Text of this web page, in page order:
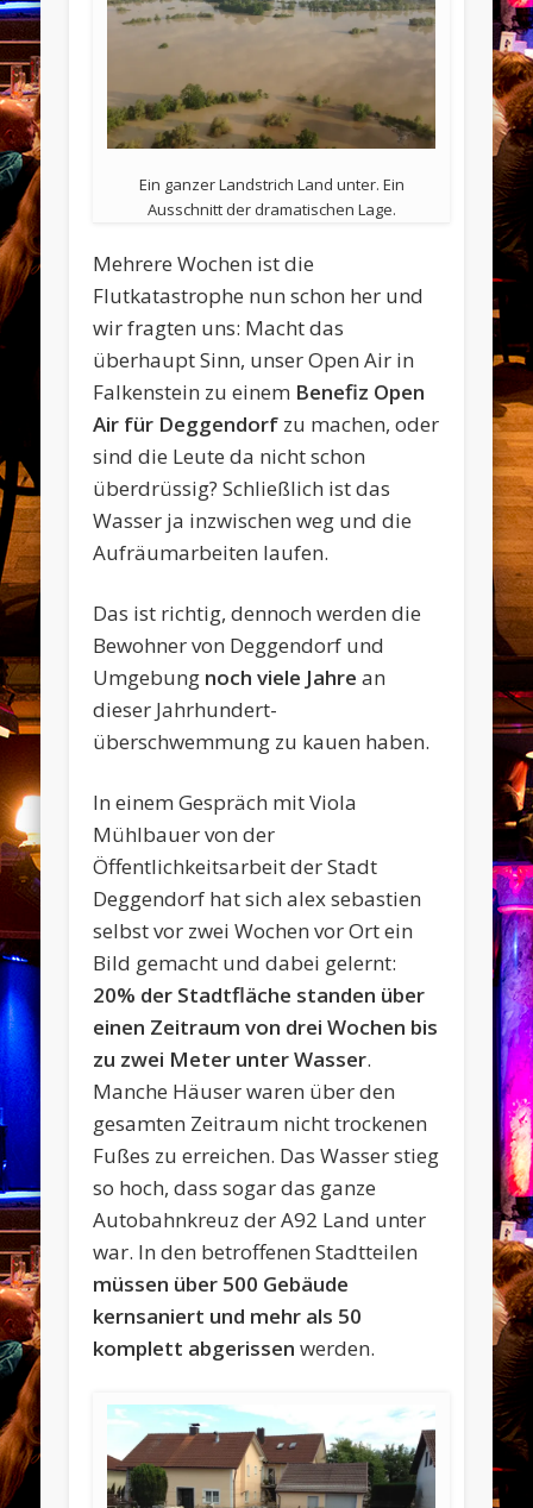
Ein ganzer Landstrich Land unter. Ein
Ausschnitt der dramatischen Lage.
Mehrere Wochen ist die
Flutkatastrophe nun schon her und
wir fragten uns: Macht das
überhaupt Sinn, unser Open Air in
Falkenstein zu einem Benefiz Open
Air für Deggendorf zu machen, oder
sind die Leute da nicht schon
überdrüssig? Schließlich ist das
Wasser ja inzwischen weg und die
Aufräumarbeiten laufen.
Das ist richtig, dennoch werden die
Bewohner von Deggendorf und
Umgebung noch viele Jahre an
dieser Jahrhundert-
überschwemmung zu kauen haben.
In einem Gespräch mit Viola
Mühlbauer von der
Öffentlichkeitsarbeit der Stadt
Deggendorf hat sich alex sebastien
selbst vor zwei Wochen vor Ort ein
Bild gemacht und dabei gelernt:
20% der Stadtfläche standen über
einen Zeitraum von drei Wochen bis
zu zwei Meter unter Wasser.
Manche Häuser waren über den
gesamten Zeitraum nicht trockenen
Fußes zu erreichen. Das Wasser stieg
so hoch, dass sogar das ganze
Autobahnkreuz der A92 Land unter
war. In den betroffenen Stadtteilen
müssen über 500 Gebäude
kernsaniert und mehr als 50
komplett abgerissen werden.